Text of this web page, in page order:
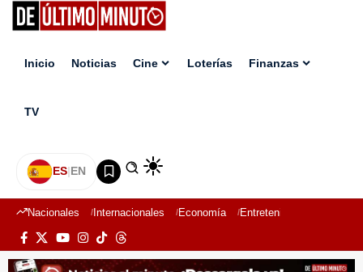
Inicio Noticias Cine Loterías Finanzas
TV
ES|EN
Nacionales Internacionales Economía Entretenimiento